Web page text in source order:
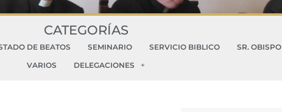
CATEGORÍAS
DE BEATOS SEMINARIO SERVICIO BIBLICO SR. OBISPO
VARIOS
DELEGACIONES